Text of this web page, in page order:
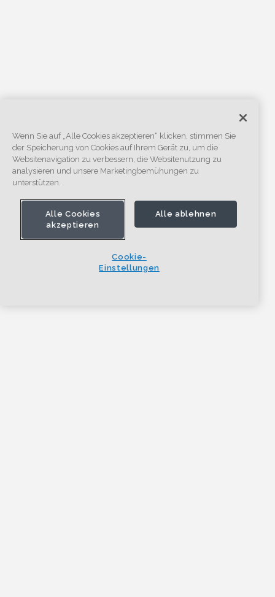
Wenn Sie auf „Alle Cookies akzeptieren“ klicken, stimmen Sie
der Speicherung von Cookies auf Ihrem Gerät zu, um die
Websitenavigation zu verbessern, die Websitenutzung zu
analysieren und unsere Marketingbemühungen zu
unterstützen.
Alle Cookies
akzeptieren
Alle ablehnen
Cookie-
Einstellungen